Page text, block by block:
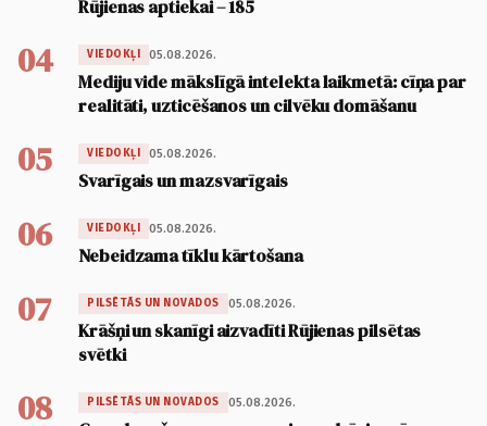
Rūjienas aptiekai – 185
04 VIEDOKĻI 05.08.2026.
Mediju vide mākslīgā intelekta laikmetā: cīņa par
realitāti, uzticēšanos un cilvēku domāšanu
05 VIEDOKĻI 05.08.2026.
Svarīgais un mazsvarīgais
06 VIEDOKĻI 05.08.2026.
Nebeidzama tīklu kārtošana
07 PILSĒTĀS UN NOVADOS 05.08.2026.
Krāšņi un skanīgi aizvadīti Rūjienas pilsētas
svētki
08 PILSĒTĀS UN NOVADOS 05.08.2026.